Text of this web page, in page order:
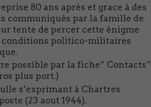
80 ans après et grace à des
communiqués par la famille de
tente de percer cette énigme
conditions politico-militaires
possible par la fiche” Contacts”
plus port.)
s’exprimant à Chartres
(23 aout 1944).